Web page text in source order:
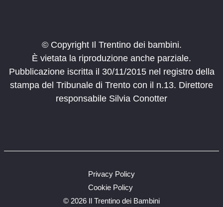
© Copyright Il Trentino dei bambini.
È vietata la riproduzione anche parziale.
Pubblicazione iscritta il 30/11/2015 nel registro della
stampa del Tribunale di Trento con il n.13. Direttore
responsabile Silvia Conotter
© 2026 Il Trentino dei Bambini
Privacy Policy
Cookie Policy